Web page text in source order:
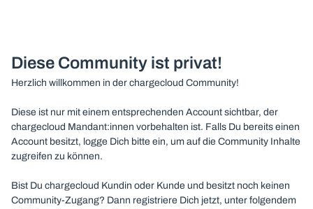
Diese Community ist privat!
Herzlich willkommen in der chargecloud Community!
Diese ist nur mit einem entsprechenden Account sichtbar, der
chargecloud Mandant:innen vorbehalten ist. Falls Du bereits einen
Account besitzt, logge Dich bitte ein, um auf die Community Inhalte
zugreifen zu können.
Bist Du chargecloud Kundin oder Kunde und besitzt noch keinen
Community-Zugang? Dann registriere Dich jetzt, unter folgendem